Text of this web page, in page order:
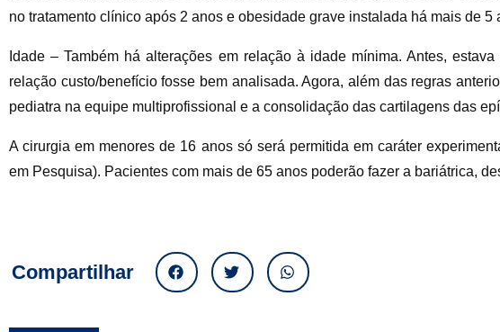
no tratamento clínico após 2 anos e obesidade grave instalada há mais de
Idade – Também há alterações em relação à idade mínima. Antes,
relação custo/benefício fosse bem analisada. Agora, além das regras
pediatra na equipe multiprofissional e a consolidação das cartilagens das
A cirurgia em menores de 16 anos só será permitida em caráter
em Pesquisa). Pacientes com mais de 65 anos poderão fazer a bariátrica,
Compartilhar